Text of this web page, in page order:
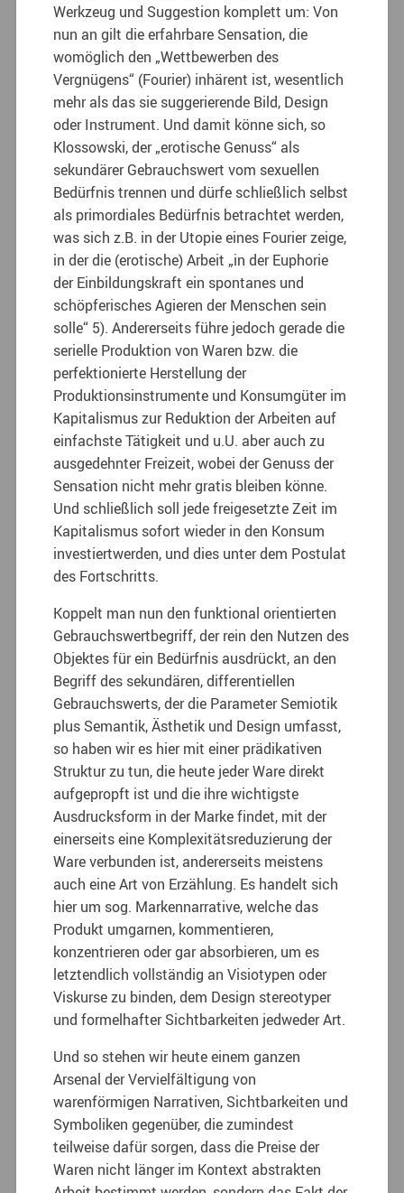
Werkzeug und Suggestion komplett um: Von
nun an gilt die erfahrbare Sensation, die
womöglich den „Wettbewerben des
Vergnügens“ (Fourier) inhärent ist, wesentlich
mehr als das sie suggerierende Bild, Design
oder Instrument. Und damit könne sich, so
Klossowski, der „erotische Genuss“ als
sekundärer Gebrauchswert vom sexuellen
Bedürfnis trennen und dürfe schließlich selbst
als primordiales Bedürfnis betrachtet werden,
was sich z.B. in der Utopie eines Fourier zeige,
in der die (erotische) Arbeit „in der Euphorie
der Einbildungskraft ein spontanes und
schöpferisches Agieren der Menschen sein
solle“ 5). Andererseits führe jedoch gerade die
serielle Produktion von Waren bzw. die
perfektionierte Herstellung der
Produktionsinstrumente und Konsumgüter im
Kapitalismus zur Reduktion der Arbeiten auf
einfachste Tätigkeit und u.U. aber auch zu
ausgedehnter Freizeit, wobei der Genuss der
Sensation nicht mehr gratis bleiben könne.
Und schließlich soll jede freigesetzte Zeit im
Kapitalismus sofort wieder in den Konsum
investiertwerden, und dies unter dem Postulat
des Fortschritts.
Koppelt man nun den funktional orientierten
Gebrauchswertbegriff, der rein den Nutzen des
Objektes für ein Bedürfnis ausdrückt, an den
Begriff des sekundären, differentiellen
Gebrauchswerts, der die Parameter Semiotik
plus Semantik, Ästhetik und Design umfasst,
so haben wir es hier mit einer prädikativen
Struktur zu tun, die heute jeder Ware direkt
aufgepropft ist und die ihre wichtigste
Ausdrucksform in der Marke findet, mit der
einerseits eine Komplexitätsreduzierung der
Ware verbunden ist, andererseits meistens
auch eine Art von Erzählung. Es handelt sich
hier um sog. Markennarrative, welche das
Produkt umgarnen, kommentieren,
konzentrieren oder gar absorbieren, um es
letztendlich vollständig an Visiotypen oder
Viskurse zu binden, dem Design stereotyper
und formelhafter Sichtbarkeiten jedweder Art.
Und so stehen wir heute einem ganzen
Arsenal der Vervielfältigung von
warenförmigen Narrativen, Sichtbarkeiten und
Symboliken gegenüber, die zumindest
teilweise dafür sorgen, dass die Preise der
Waren nicht länger im Kontext abstrakten